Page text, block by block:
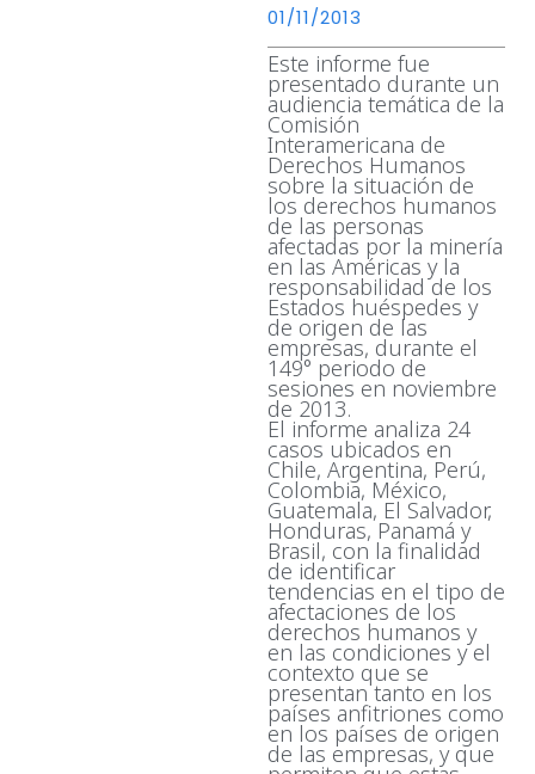
01/11/2013
Este informe fue
presentado durante un
audiencia temática de la
Comisión
Interamericana de
Derechos Humanos
sobre la situación de
los derechos humanos
de las personas
afectadas por la minería
en las Américas y la
responsabilidad de los
Estados huéspedes y
de origen de las
empresas, durante el
149° periodo de
sesiones en noviembre
de 2013.
El informe analiza 24
casos ubicados en
Chile, Argentina, Perú,
Colombia, México,
Guatemala, El Salvador,
Honduras, Panamá y
Brasil, con la finalidad
de identificar
tendencias en el tipo de
afectaciones de los
derechos humanos y
en las condiciones y el
contexto que se
presentan tanto en los
países anfitriones como
en los países de origen
de las empresas, y que